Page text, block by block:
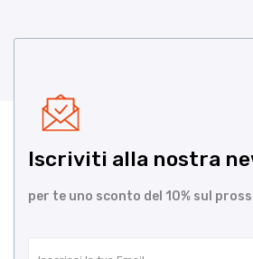
Iscriviti alla nostra
per te uno sconto del 10% sul